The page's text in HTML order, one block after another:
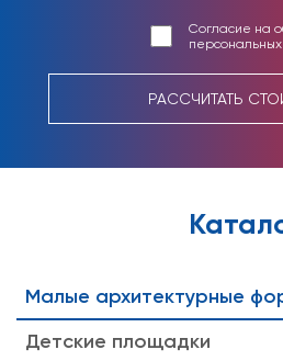
Согласие на
РАССЧИТАТЬ
Малые архитектурные
Детские площадки